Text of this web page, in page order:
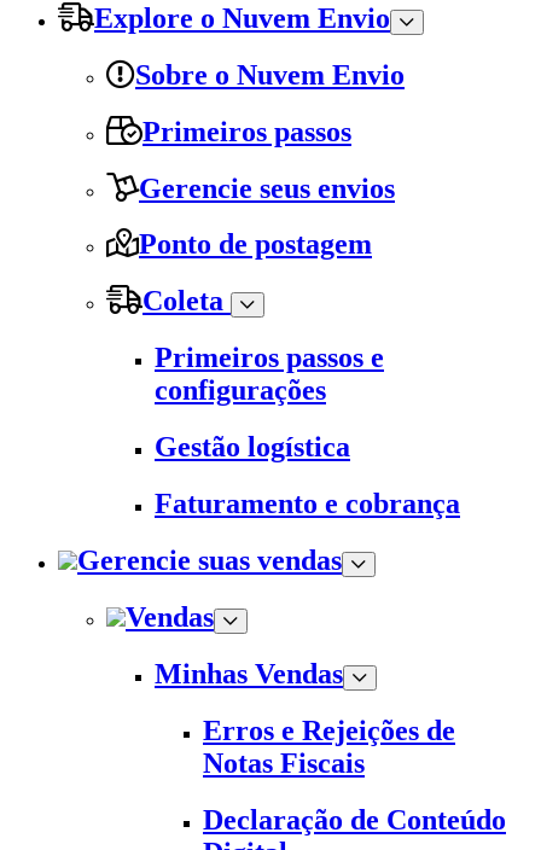
Explore o Nuvem Envio
Sobre o Nuvem Envio
Primeiros passos
Gerencie seus envios
Ponto de postagem
Coleta
Primeiros passos e
configurações
Gestão logística
Faturamento e cobrança
Gerencie suas vendas
Vendas
Minhas Vendas
Erros e Rejeições de
Notas Fiscais
Declaração de Conteúdo